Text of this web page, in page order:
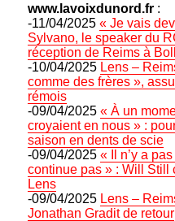
www.lavoixdunord.fr :
-11/04/2025« Je vais
Sylvano, le speaker du
réception de Reims à
-10/04/2025 Lens –
comme des frères »,
rémois
-09/04/2025« À un
croyaient en nous » :
saison en dents de scie
-09/04/2025« Il n’y a
continue pas » : Will Still
Lens
-09/04/2025 Lens –
Jonathan Gradit de retour